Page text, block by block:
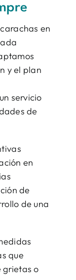
en
y el plan
servicio
de
en
de
de una
que
grietas o